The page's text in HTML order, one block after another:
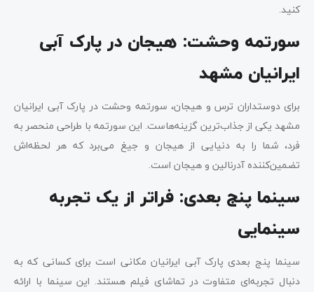
کنید.
سورتمه وحشت: هیجان در پارک آبی
ایرانیان مشهد
برای دوستداران ترس و هیجان، سورتمه وحشت در پارک آبی ایرانیان
مشهد یکی از جذاب‌ترین گزینه‌هاست. این سورتمه با طراحی منحصر به
فرد، شما را به دنیایی از هیجان و جیغ می‌برد که هر لحظه‌اش
تضمین‌کننده آدرنالین و هیجان است.
سینما پنج بعدی: فراتر از یک تجربه
سینمایی
سینما پنج بعدی پارک آبی ایرانیان مکانی است برای کسانی که به
دنبال تجربه‌ای متفاوت در تماشای فیلم هستند. این سینما با ارائه